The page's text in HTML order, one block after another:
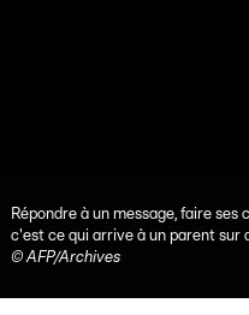
Répondre à un message, faire
c'est ce qui arrive à un parent sur
©AFP/Archives